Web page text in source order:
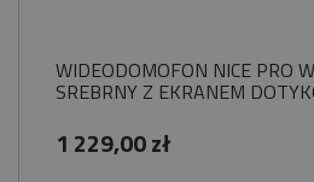
WIDEODOMOFON NICE PRO
SREBRNY Z EKRANEM
1 229,00 zł